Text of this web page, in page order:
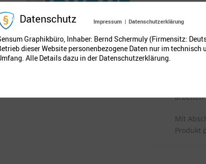
Wir
eigenes
ohne
zu
arbeiten
Mit
Produkt
Datenschutz Impressum | Datenschutzerklärung
Graphikbüro, Inhaber: Bernd Schermuly (Firmensitz:
dieser Website personenbezogene Daten nur im
Alle Details dazu in der Datenschutzerklärung.